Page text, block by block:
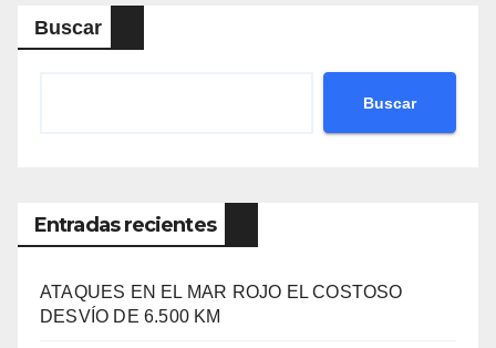
Buscar
Buscar
Entradas recientes
ATAQUES EN EL MAR ROJO EL COSTOSO
DESVÍO DE 6.500 KM